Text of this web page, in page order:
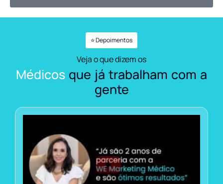
⭐ Depoimentos
Veja o que dizem os
Médicos que já trabalham com a
gente